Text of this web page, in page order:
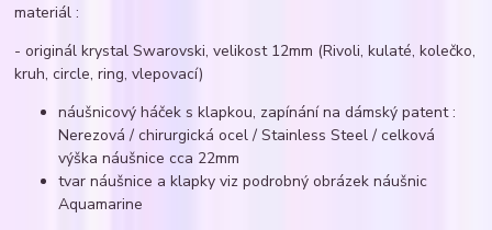
materiál :
- originál krystal Swarovski, velikost 12mm (Rivoli, kulaté, kolečko,
kruh, circle, ring, vlepovací)
náušnicový háček s klapkou, zapínání na dámský patent :
Nerezová / chirurgická ocel / Stainless Steel / celková
výška náušnice cca 22mm
tvar náušnice a klapky viz podrobný obrázek náušnic
Aquamarine